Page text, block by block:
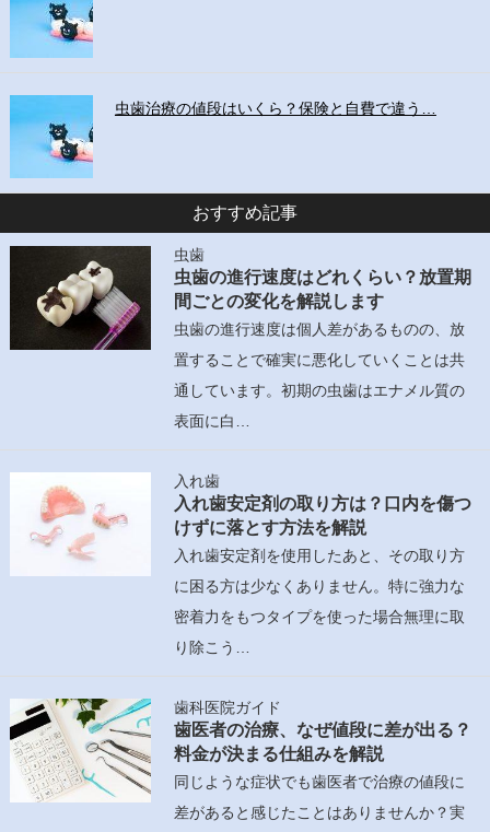
虫歯治療の値段はいくら？保険と自費で違う…
おすすめ記事
虫歯
虫歯の進行速度はどれくらい？放置期
間ごとの変化を解説します
虫歯の進行速度は個人差があるものの、放
置することで確実に悪化していくことは共
通しています。初期の虫歯はエナメル質の
表面に白…
入れ歯
入れ歯安定剤の取り方は？口内を傷つ
けずに落とす方法を解説
入れ歯安定剤を使用したあと、その取り方
に困る方は少なくありません。特に強力な
密着力をもつタイプを使った場合無理に取
り除こう…
歯科医院ガイド
歯医者の治療、なぜ値段に差が出る？
料金が決まる仕組みを解説
同じような症状でも歯医者で治療の値段に
差があると感じたことはありませんか？実